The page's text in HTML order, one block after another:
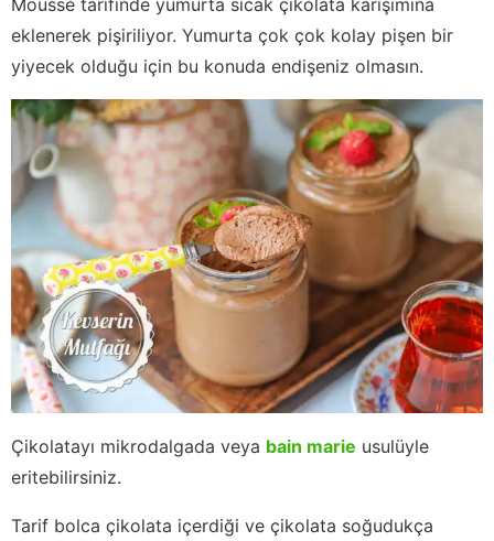
eklenerek pişiriliyor. Yumurta çok çok kolay pişen bir
yiyecek olduğu için bu konuda endişeniz olmasın.
Çikolatayı mikrodalgada veya bain marie usulüyle
eritebilirsiniz.
Tarif bolca çikolata içerdiği ve çikolata soğudukça